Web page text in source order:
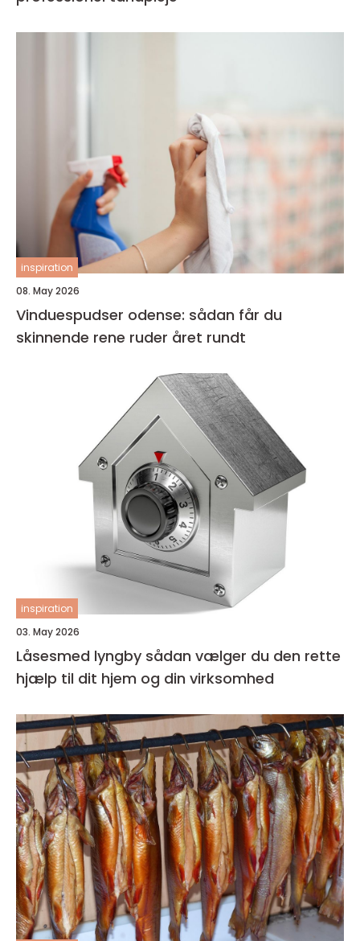
inspiration
08. May 2026
Vinduespudser odense: sådan får du
skinnende rene ruder året rundt
inspiration
03. May 2026
Låsesmed lyngby sådan vælger du den rette
hjælp til dit hjem og din virksomhed